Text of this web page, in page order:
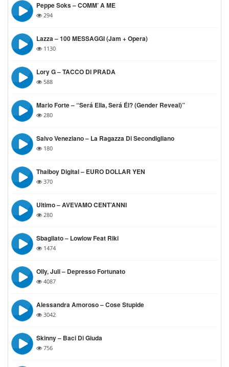
Peppe Soks – COMM’ A ME
294
Lazza – 100 MESSAGGI (Jam + Opera)
1130
Lory G – TACCO DI PRADA
588
Mario Forte – “Será Ella, Será Él? (Gender Reveal)”
280
Salvo Veneziano – La Ragazza Di Secondigliano
180
Thaiboy Digital – EURO DOLLAR YEN
370
Ultimo – AVEVAMO CENT’ANNI
280
Sbagliato – Lowlow Feat Riki
1474
Olly, Juli – Depresso Fortunato
4087
Alessandra Amoroso – Cose Stupide
3042
Skinny – Baci Di Giuda
756